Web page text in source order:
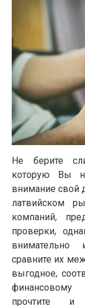
Не берите
которую Вы
внимание свой
латвийском
компаний,
проверки,
внимательно
сравните их
выгодное,
финансовому
прочтите и